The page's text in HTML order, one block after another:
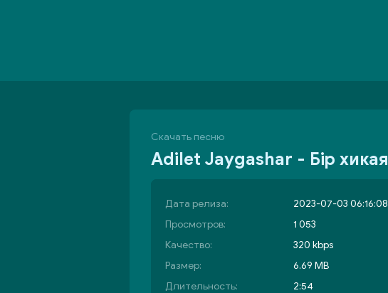
Скачать песню
Adilet Jaygashar - Бір хикая
Дата релиза:
2023-07-03 06:16:08
Просмотров:
1 053
Качество:
320 kbps
Размер:
6.69 MB
Длительность:
2:54